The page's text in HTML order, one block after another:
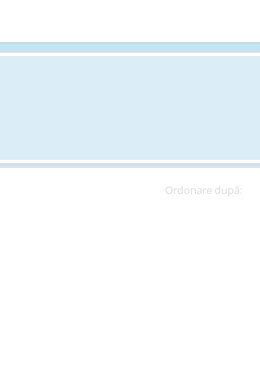
Ordonare după: